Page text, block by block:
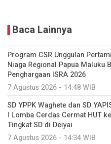
Baca Lainnya
Program CSR Unggulan
Niaga Regional Papua Maluku
Penghargaan ISRA 2026
7 Agustus 2026 - 14:48 WIB
SD YPPK Waghete dan SD
I Lomba Cerdas Cermat HUT
Tingkat SD di Deiyai
7 Agustus 2026 - 14:34 WIB